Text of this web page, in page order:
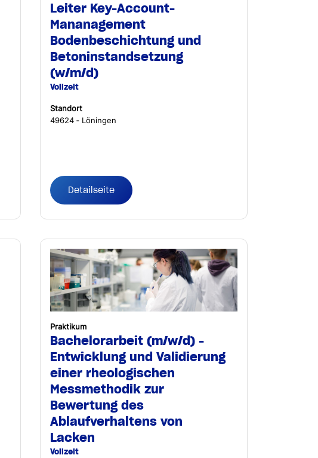
Leiter Key-Account-
Mananagement
Bodenbeschichtung und
Betoninstandsetzung
(w/m/d)
Vollzeit
Standort
49624 ‐ Löningen
Detailseite
Praktikum
Bachelorarbeit (m/w/d) -
Entwicklung und Validierung
einer rheologischen
Messmethodik zur
Bewertung des
Ablaufverhaltens von
Lacken
Vollzeit